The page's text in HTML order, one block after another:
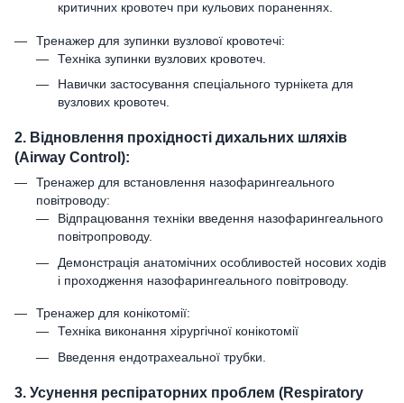
критичних кровотеч при кульових пораненнях.
Тренажер для зупинки вузлової кровотечі:
Техніка зупинки вузлових кровотеч.
Навички застосування спеціального турнікета для
вузлових кровотеч.
2. Відновлення прохідності дихальних шляхів
(Airway Control):
Тренажер для встановлення назофарингеального
повітроводу:
Відпрацювання техніки введення назофарингеального
повітропроводу.
Демонстрація анатомічних особливостей носових ходів
і проходження назофарингеального повітроводу.
Тренажер для конікотомії:
Техніка виконання хірургічної конікотомії
Введення ендотрахеальної трубки.
3. Усунення респіраторних проблем (Respiratory